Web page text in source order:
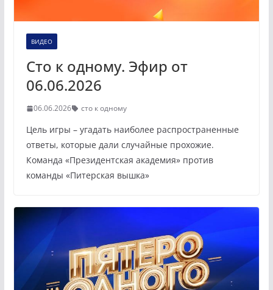
ВИДЕО
Сто к одному. Эфир от
06.06.2026
06.06.2026 сто к одному
Цель игры – угадать наиболее распространенные
ответы, которые дали случайные прохожие.
Команда «Президентская академия» против
команды «Питерская вышка»